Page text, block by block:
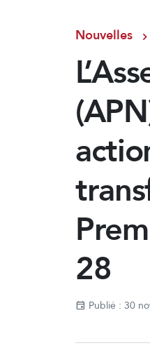
Nouvelles
28
Publié : 30